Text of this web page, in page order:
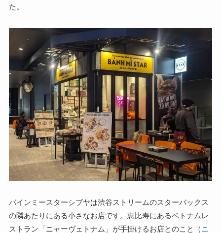
た。
バインミースターシブヤは渋谷ストリームのスターバックス
の隣あたりにある小さなお店です。恵比寿にあるベトナムレ
ストラン「ニャーヴェトナム」が手掛けるお店とのこと（ニ